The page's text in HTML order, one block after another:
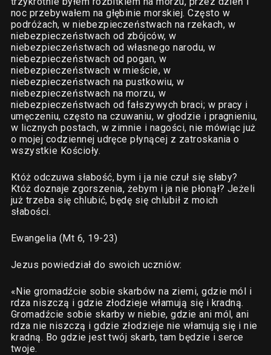
noc przebywałem na głębinie morskiej. Często w
podróżach, w niebezpieczeństwach na rzekach, w
niebezpieczeństwach od zbójców, w
niebezpieczeństwach od własnego narodu, w
niebezpieczeństwach od pogan, w
niebezpieczeństwach w mieście, w
niebezpieczeństwach na pustkowiu, w
niebezpieczeństwach na morzu, w
niebezpieczeństwach od fałszywych braci; w pracy i
umęczeniu, często na czuwaniu, w głodzie i pragnieniu,
w licznych postach, w zimnie i nagości, nie mówiąc już
o mojej codziennej udręce płynącej z zatroskania o
wszystkie Kościoły.
Któż odczuwa słabość, bym i ja nie czuł się słaby?
Któż doznaje zgorszenia, żebym i ja nie płonął? Jeżeli
już trzeba się chlubić, będę się chlubił z moich
słabości.
Ewangelia (Mt 6, 19-23)
Jezus powiedział do swoich uczniów:
«Nie gromadźcie sobie skarbów na ziemi, gdzie mól i
rdza niszczą i gdzie złodzieje włamują się i kradną.
Gromadźcie sobie skarby w niebie, gdzie ani mól, ani
rdza nie niszczą i gdzie złodzieje nie włamują się i nie
kradną. Bo gdzie jest twój skarb, tam będzie i serce
twoje.